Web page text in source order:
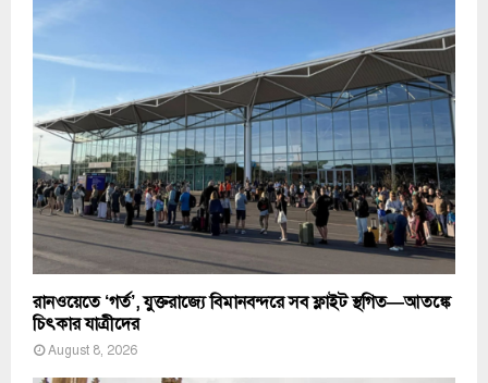
রানওয়েতে ‘গর্ত’, যুক্তরাজ্যে বিমানবন্দরে সব ফ্লাইট স্থগিত—আতঙ্কে
চিৎকার যাত্রীদের
August 8, 2026